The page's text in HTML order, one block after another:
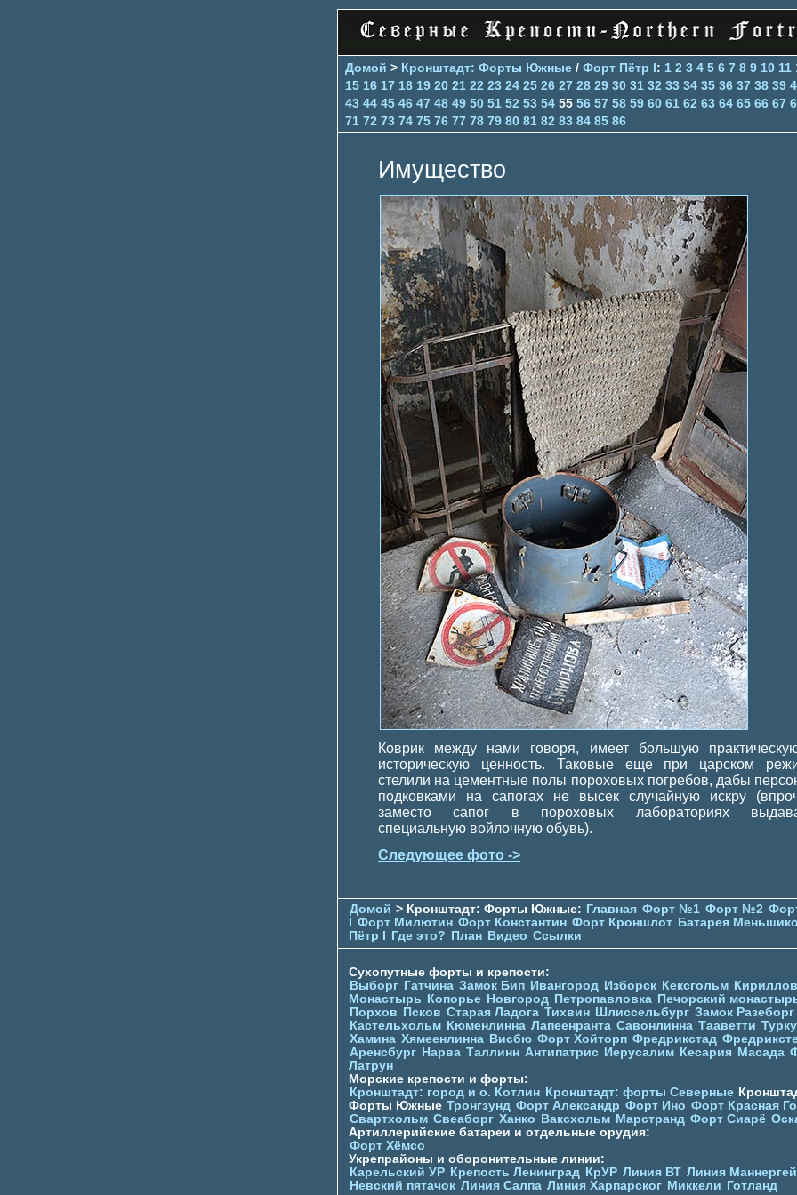
Домой > Кронштадт: Форты Южные / Форт Пётр I: 1 2 3 4 5 6 7 8 9 10 11
15 16 17 18 19 20 21 22 23 24 25 26 27 28 29 30 31 32 33 34 35 36 37 38 39
43 44 45 46 47 48 49 50 51 52 53 54 55 56 57 58 59 60 61 62 63 64 65 66 67
71 72 73 74 75 76 77 78 79 80 81 82 83 84 85 86
Имущество
Коврик между нами говоря, имеет большую
историческую ценность. Таковые еще при царском
стелили на цементные полы пороховых погребов, дабы
подковками на сапогах не высек случайную искру
заместо сапог в пороховых лабораториях
специальную войлочную обувь).
Следующее фото ->
Домой > Кронштадт: Форты Южные: Главная Форт №1 Форт №2
Форт Милютин Форт Константин Форт Кроншлот Батарея
Пётр I
Где это? План Видео Ссылки
Сухопутные форты и крепости:
Выборг Гатчина Замок Бип Ивангород Изборск Кексгольм
Монастырь
Копорье Новгород Петропавловка Печорcкий
Порхов
Псков Старая Ладога Тихвин Шлиссельбург Замок Разеборг
Кастельхольм Кюменлинна Лапеенранта Савонлинна Тааветти Турку
Хамина Хямеенлинна Висбю Форт Хойторп Фредрикстад
Аренсбург Нарва Таллинн Антипатрис Иерусалим Кесария Масада
Латрун
Морские крепости и форты:
Кронштадт: город и о. Котлин Кронштадт: форты Северные
Форты Южные Тронгзунд Форт Александр Форт Ино Форт Красная
Свартхольм Свеаборг Ханко Ваксхольм Марстранд Форт Сиарё
Артиллерийские батареи и отдельные орудия:
Форт Хёмсо
Укрепрайоны и оборонительные линии:
Карельский УР Крепость Ленинград КрУР Линия ВТ Линия
Невский пятачок Линия Салпа Линия Харпарског Миккели Готланд